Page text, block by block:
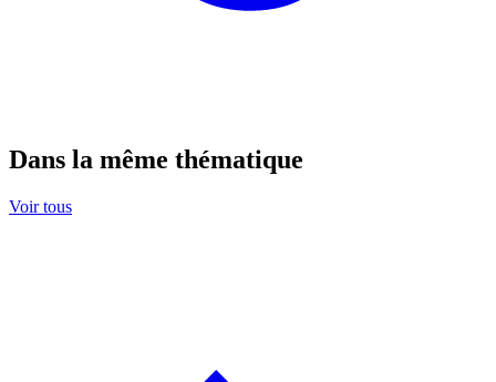
Dans la même thématique
Voir tous